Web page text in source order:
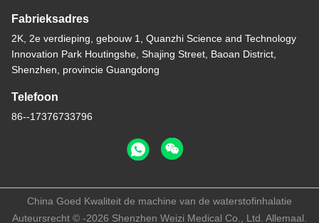
Fabrieksadres
2K, 2e verdieping, gebouw 1, Quanzhi Science and Technology
Innovation Park Houtingshe, Shajing Street, Baoan District,
Shenzhen, provincie Guangdong
Telefoon
86--17376733796
China Goed Kwaliteit de machine van de waterstofinhalatie
Auteursrecht © -2026 Shenzhen Weizi Medical Co., Ltd. Allemaal.